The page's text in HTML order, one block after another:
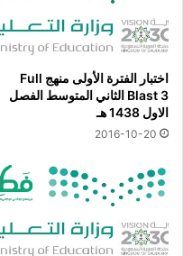
اختبار الفترة الأولى منهج Full
Blast 3 الثاني المتوسط الفصل
الاول 1438 هـ
2016-10-20